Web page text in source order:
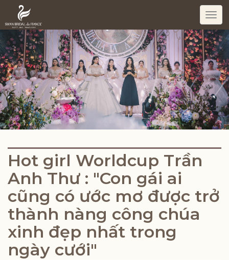
Hot girl Worldcup Trần
Anh Thư : "Con gái ai
cũng có ước mơ được trở
thành nàng công chúa
xinh đẹp nhất trong
ngày cưới"